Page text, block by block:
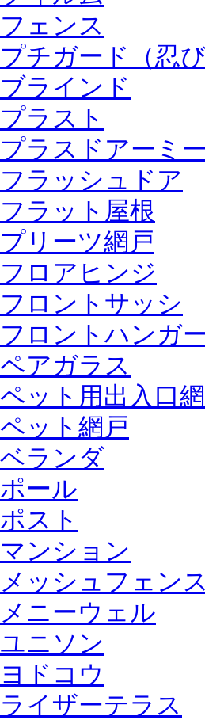
フェンス
プチガード（忍び
ブラインド
プラスト
プラスドアーミー
フラッシュドア
フラット屋根
プリーツ網戸
フロアヒンジ
フロントサッシ
フロントハンガ
ペアガラス
ペット用出入口
ペット網戸
ベランダ
ポール
ポスト
マンション
メッシュフェンス
メニーウェル
ユニソン
ヨドコウ
ライザーテラス